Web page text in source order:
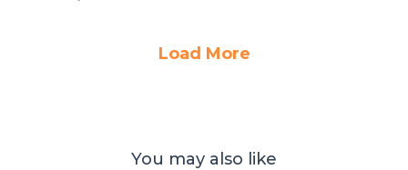
Load More
You may also like